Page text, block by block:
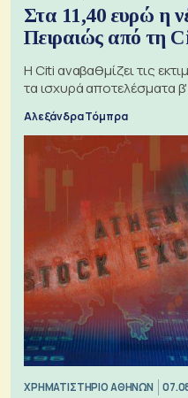
Στα 11,40 ευρώ η
Πειραιώς από τη
Η Citi αναβαθμίζει τις
τα ισχυρά αποτελέσματα
Αλεξάνδρα Τόμπρα
XΡΗΜΑΤΙΣΤΗΡΙΟ ΑΘΗΝΩΝ